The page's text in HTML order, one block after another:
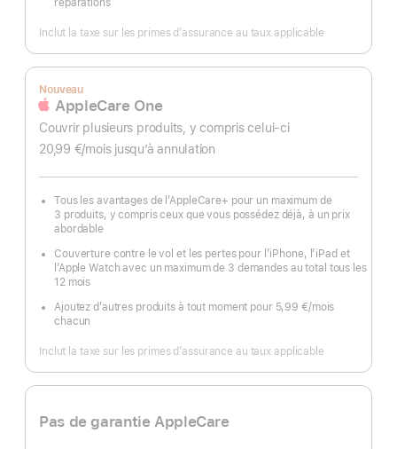
réparations
Inclut la taxe sur les primes d’assurance au taux applicable
Nouveau
AppleCare One
Couvrir plusieurs produits, y compris celui-ci
20,99 €/moispar
jusqu’à annulation
Tous les avantages de l’AppleCare+ pour un maximum de
3 produits, y compris ceux que vous possédez déjà, à un prix
abordable
Couverture contre le vol et les pertes pour l’iPhone, l’iPad et
l’Apple Watch avec un maximum de 3 demandes au total tous les
12 mois
Ajoutez d’autres produits à tout moment pour 5,99 €/mois
chacun
Inclut la taxe sur les primes d’assurance au taux applicable
Pas de garantie AppleCare